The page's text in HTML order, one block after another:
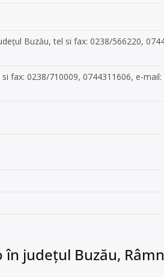
Buzău, tel si fax: 0238/566220,
fax: 0238/710009, 0744311606, e-mail:
județul Buzău,